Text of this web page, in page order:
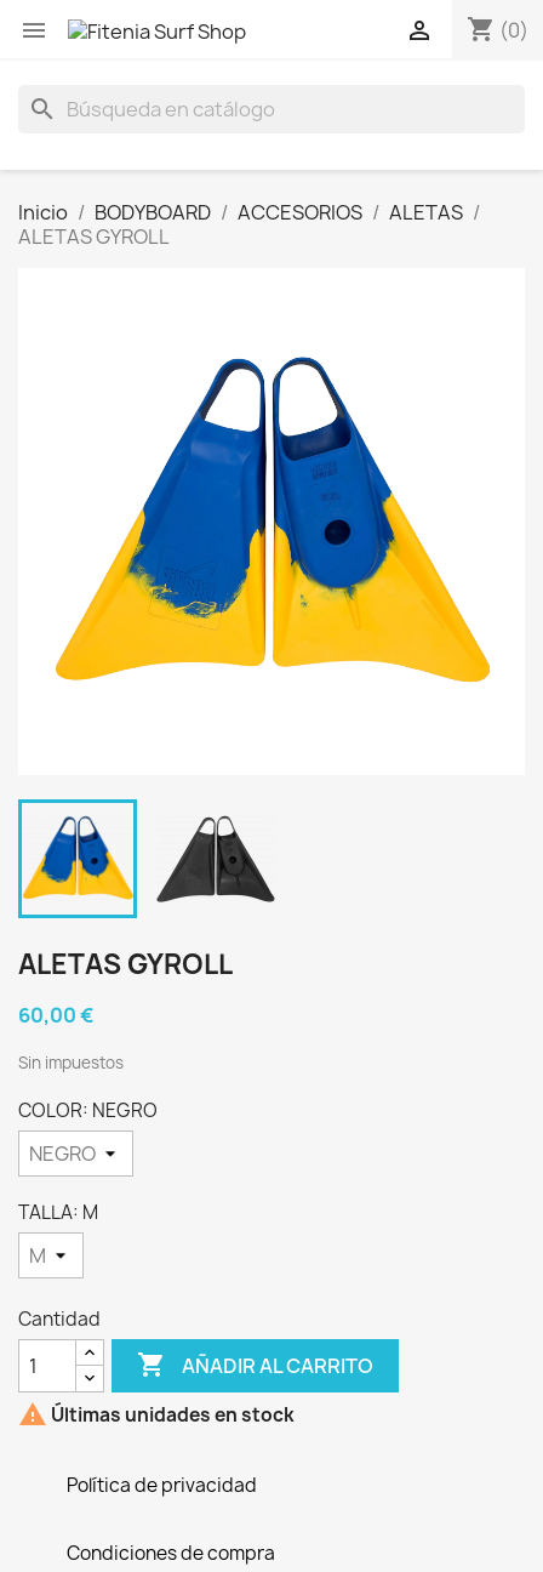
 shopping_cart (0)

search
Inicio BODYBOARD ACCESORIOS
ALETAS
ALETAS GYROLL
ALETAS GYROLL
60,00 €
Sin impuestos
COLOR: NEGRO
TALLA: M
Cantidad
 AÑADIR AL CARRITO
 Últimas unidades en stock
Política de privacidad
Condiciones de compra